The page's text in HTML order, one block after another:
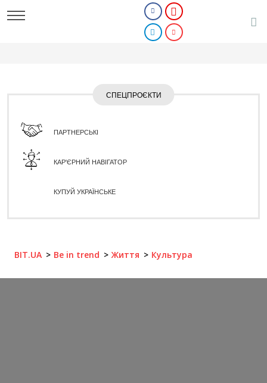
СПЕЦПРОЄКТИ
ПАРТНЕРСЬКІ
КАР'ЄРНИЙ НАВІГАТОР
КУПУЙ УКРАЇНСЬКЕ
BIT.UA Be in trend Життя Культура